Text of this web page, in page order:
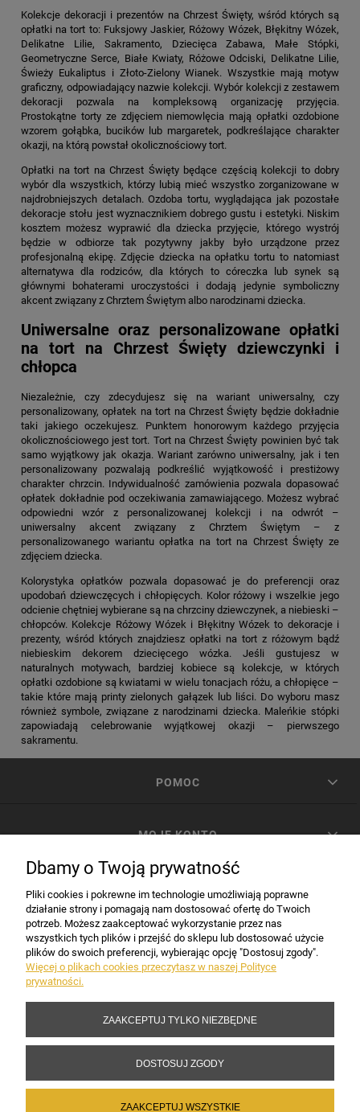
Kolekcje dekoracji i prezentów na Chrzest Święty, wśród których są
opłatki na tort to: Fuksjowy Jaskier, Różowy Wózek, Błękitny Wózek,
Delikatne Lilie, Sakramento, Dziecięca Zabawa, Małe Stópki,
Geometryczne Serce, Białe Kwiaty, Różowe Odciski, Delikatne Lilie,
Świeży Eukaliptus i Złoto-Zielony Wianek. Wszystkie mają motyw
graficzny, odpowiadający nazwie kolekcji. Wybór kolekcji z zestawem
dekoracji pozwala na kompleksową organizację przyjęcia.
Prostokątne torty ze zdjęciem niemowlęcia mają opłatki ozdobione
wzorem gołąbka, bucików lub margaretek, podkreślające charakter
okazji, na którą powstał okolicznościowy tort.
Opłatki na tort na Chrzest Świętybędące częścią kolekcji to dobry
wybór dla wszystkich, którzy lubią mieć wszystko zorganizowane w
najdrobniejszych detalach. Ozdoba tortu, wyglądająca jak pozostałe
dekoracje stołu jest wyznacznikiem dobrego gustu i estetyki. Niskim
kosztem możesz wyprawić dla dziecka przyjęcie, którego wystrój
będzie w odbiorze tak pozytywny jakby było urządzone przez
profesjonalną ekipę. Zdjęcie dziecka na opłatku tortu to natomiast
alternatywa dla rodziców, dla których to córeczka lub synek są
głównymi bohaterami uroczystości i dodają jedynie symboliczny
akcent związany z Chrztem Świętym albo narodzinami dziecka.
Uniwersalne oraz personalizowane opłatki
na tort na Chrzest Święty dziewczynki i
chłopca
Niezależnie, czy zdecydujesz się na wariant uniwersalny, czy
personalizowany,opłatek na tort na Chrzest Święty będzie dokładnie
taki jakiego oczekujesz. Punktem honorowym każdego przyjęcia
okolicznościowego jest tort. Tort na Chrzest Święty powinien być tak
samo wyjątkowy jak okazja. Wariant zarówno uniwersalny, jak i ten
personalizowany pozwalają podkreślić wyjątkowość i prestiżowy
charakter chrzcin. Indywidualność zamówienia pozwala dopasować
opłatek dokładnie pod oczekiwania zamawiającego. Możesz wybrać
odpowiedni wzór z personalizowanej kolekcji i na odwrót –
uniwersalny akcent związany z Chrztem Świętym – z
personalizowanego wariantuopłatka na tort na Chrzest Święty ze
zdjęciem dziecka.
Kolorystyka opłatków pozwala dopasować je do preferencji oraz
upodobań dziewczęcych i chłopięcych. Kolor różowy i wszelkie jego
odcienie chętniej wybierane są na chrzciny dziewczynek, a niebieski –
chłopców. Kolekcje Różowy Wózek i Błękitny Wózek to dekoracje i
prezenty, wśród których znajdziesz opłatki na tort z różowym bądź
niebieskim dekorem dziecięcego wózka. Jeśli gustujesz w
naturalnych motywach, bardziej kobiece są kolekcje, w których
opłatki ozdobione są kwiatami w wielu tonacjach różu, a chłopięce –
takie które mają printy zielonych gałązek lub liści. Do wyboru masz
również symbole, związane z narodzinami dziecka. Maleńkie stópki
zapowiadają celebrowanie wyjątkowej okazji – pierwszego
sakramentu.
POMOC
MOJE KONTO
INFORMACJE
Copyright 2017-2026 Sakramento.pl
Dbamy o Twoją prywatność
Pliki cookies i pokrewne im technologie umożliwiają poprawne
działanie strony i pomagają nam dostosować ofertę do Twoich
potrzeb. Możesz zaakceptować wykorzystanie przez nas
wszystkich tych plików i przejść do sklepu lub dostosować użycie
plików do swoich preferencji, wybierając opcję "Dostosuj zgody".
Więcej o plikach cookies przeczytasz w naszej Polityce
prywatności.
ZAAKCEPTUJ TYLKO NIEZBĘDNE
DOSTOSUJ ZGODY
ZAAKCEPTUJ WSZYSTKIE